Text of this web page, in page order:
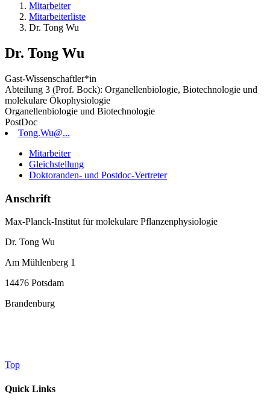
Mitarbeiter
Mitarbeiterliste
Dr. Tong Wu
Dr. Tong Wu
Gast-Wissenschaftler*in
Abteilung 3 (Prof. Bock): Organellenbiologie, Biotechnologie und
molekulare Ökophysiologie
Organellenbiologie und Biotechnologie
PostDoc
Tong.Wu@...
Mitarbeiter
Gleichstellung
Doktoranden- und Postdoc-Vertreter
Anschrift
Max-Planck-Institut für molekulare Pflanzenphysiologie
Dr. Tong Wu
Am Mühlenberg 1
14476 Potsdam
Brandenburg
Top
Quick Links